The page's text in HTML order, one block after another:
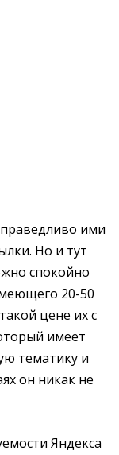
ими
Но и тут
спокойно
20-50
цене их с
имеет
тематику и
он никак не
Яндекса